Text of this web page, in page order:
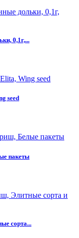
0,1г,...
seed
пакеты
сорта...